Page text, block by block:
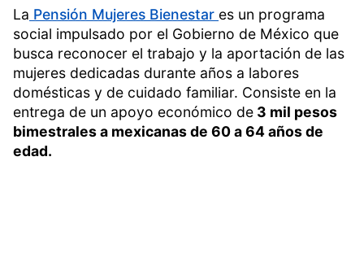
La Pensión Mujeres Bienestar es un programa
social impulsado por el Gobierno de México que
busca reconocer el trabajo y la aportación de las
mujeres dedicadas durante años a labores
domésticas y de cuidado familiar. Consiste en la
entrega de un apoyo económico de 3 mil pesos
bimestrales a mexicanas de 60 a 64 años de
edad.